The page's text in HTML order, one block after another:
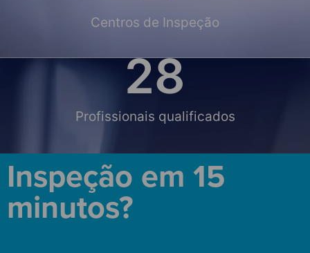
Centros de Inspeção
Profissionais qualificados
28
Inspeção em 15
minutos?